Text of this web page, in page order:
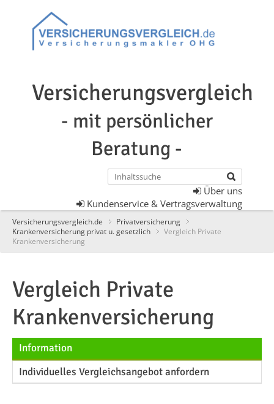
Versicherungsvergleich
- mit persönlicher
Beratung -
Über uns
Kundenservice & Vertragsverwaltung
Versicherungsvergleich.de
Privatversicherung
Krankenversicherung privat u. gesetzlich
Vergleich Private
Krankenversicherung
Vergleich Private
Krankenversicherung
Information
Individuelles Vergleichsangebot anfordern